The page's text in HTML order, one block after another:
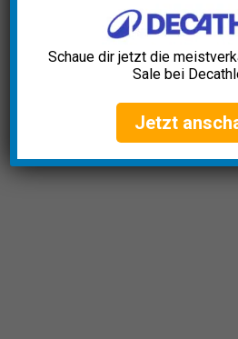
Schaue dir jetzt die
Sale bei
Jetzt